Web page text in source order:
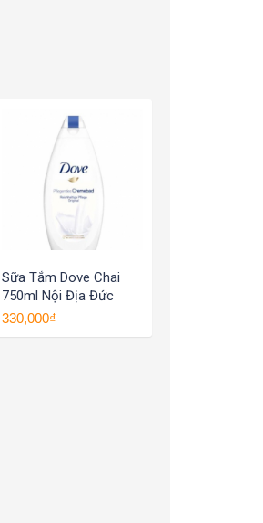
Sữa Tắm Dove Chai
750ml Nội Địa Đức
330,000₫